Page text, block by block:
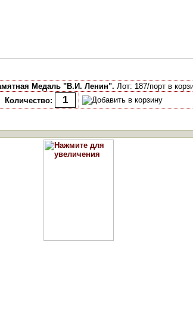
Медаль "В.И. Ленин". Лот: 187/порт в
Количество: